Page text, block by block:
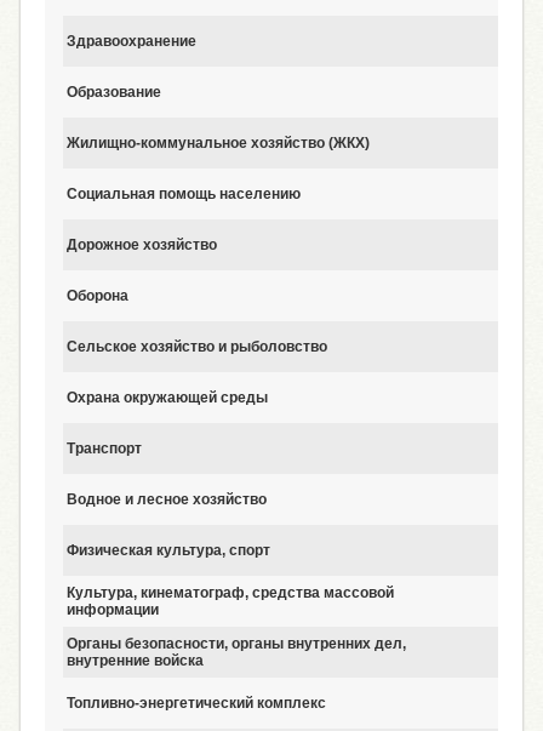
Здравоохранение
Образование
Жилищно-коммунальное хозяйство (ЖКХ)
Социальная помощь населению
Дорожное хозяйство
Оборона
Сельское хозяйство и рыболовство
Охрана окружающей среды
Транспорт
Водное и лесное хозяйство
Физическая культура, спорт
Культура, кинематограф, средства массовой
информации
Органы безопасности, органы внутренних дел,
внутренние войска
Топливно-энергетический комплекс